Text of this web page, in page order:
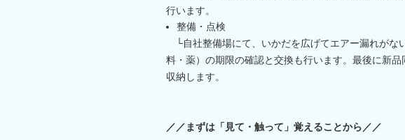
行います。
整備・点検
└自社整備場にて、いかだを広げてエアー漏れがな
料・薬）の期限の確認と交換も行います。最後に新
収納します。
／／まずは「見て・触って」覚えることから／／